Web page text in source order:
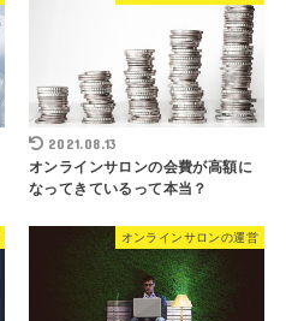
2021.08.13
オンラインサロンの会費が高額に
なってきているって本当？
オンラインサロンの運営